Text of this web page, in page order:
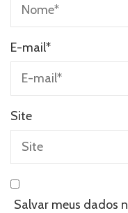
E-mail*
Site
Salvar meus dados